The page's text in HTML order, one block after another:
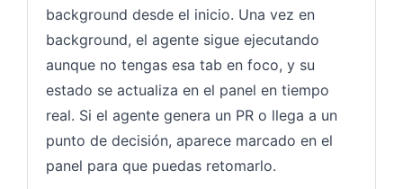
background desde el inicio. Una vez en
background, el agente sigue ejecutando
aunque no tengas esa tab en foco, y su
estado se actualiza en el panel en tiempo
real. Si el agente genera un PR o llega a un
punto de decisión, aparece marcado en el
panel para que puedas retomarlo.